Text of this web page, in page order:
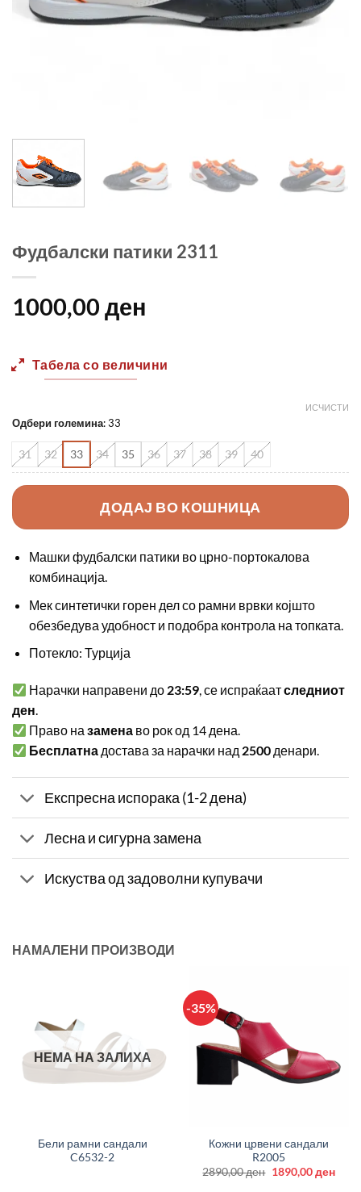
Фудбалски патики 2311
1000,00 ден
Табела со величини
Одбери големина:33
31 32 33 34 35 36 37 38 39 40
ИСЧИСТИ
ДОДАЈ ВО КОШНИЦА
Машки фудбалски патики во црно-портокалова
комбинација.
Мек синтетички горен дел со рамни врвки којшто
обезбедува удобност и подобра контрола на топката.
Потекло: Турција
Нарачки направени до 23:59, се испраќаатследниот
ден.
Право назамена во рок од 14 дена.
Бесплатна достава за нарачки над 2500 денари.
Експресна испорака (1-2 дена)
Лесна и сигурна замена
Искуства од задоволни купувачи
НАМАЛЕНИ ПРОИЗВОДИ
НЕМА НА ЗАЛИХА
Бели рамни сандали
C6532-2
-35%
Кожни црвени сандали
R2005
2890,00ден Original
1890,00ден